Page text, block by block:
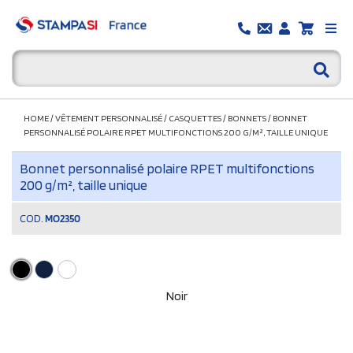
HOME/VÊTEMENT PERSONNALISÉ/ CASQUETTES/ BONNETS/ BONNET
PERSONNALISÉ POLAIRE RPET MULTIFONCTIONS 200 G/M², TAILLE UNIQUE
Bonnet personnalisé polaire RPET multifonctions
200 g/m², taille unique
COD. MO2350
Noir